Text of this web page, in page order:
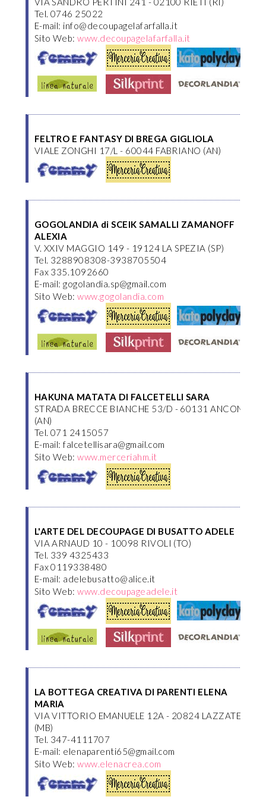
Tel. 0746 25022
E-mail: info@decoupagelafarfalla.it
Sito Web:www.decoupagelafarfalla.it
FELTRO E FANTASY DI BREGA GIGLIOLA
VIALE ZONGHI 17/L - 60044 FABRIANO (AN)
GOGOLANDIA di SCEIK SAMALLI ZAMANOFF
ALEXIA
V. XXIV MAGGIO 149 - 19124 LA SPEZIA (SP)
Tel. 3288908308-3938705504
Fax 335.1092660
E-mail: gogolandia.sp@gmail.com
Sito Web:www.gogolandia.com
HAKUNA MATATA DI FALCETELLI SARA
STRADA BRECCE BIANCHE 53/D - 60131 ANCONA
(AN)
Tel. 071 2415057
E-mail: falcetellisara@gmail.com
Sito Web:www.merceriahm.it
L'ARTE DEL DECOUPAGE DI BUSATTO ADELE
VIA ARNAUD 10 - 10098 RIVOLI (TO)
Tel. 339 4325433
Fax 0119338480
E-mail: adelebusatto@alice.it
Sito Web:www.decoupageadele.it
LA BOTTEGA CREATIVA DI PARENTI ELENA
MARIA
VIA VITTORIO EMANUELE 12A - 20824 LAZZATE
(MB)
Tel. 347-4111707
E-mail: elenaparenti65@gmail.com
Sito Web:www.elenacrea.com